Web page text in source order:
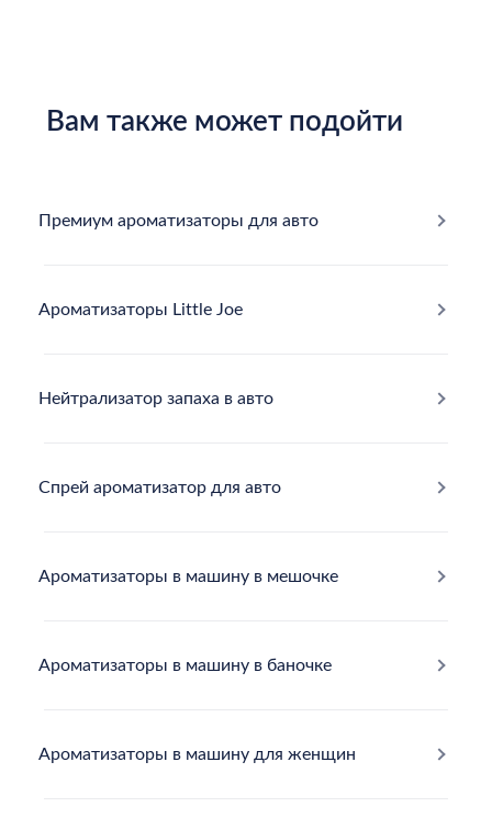
Вам также может подойти
Премиум ароматизаторы для авто
Ароматизаторы Little Joe
Нейтрализатор запаха в авто
Cпрей ароматизатор для авто
Ароматизаторы в машину в мешочке
Ароматизаторы в машину в баночке
Ароматизаторы в машину для женщин